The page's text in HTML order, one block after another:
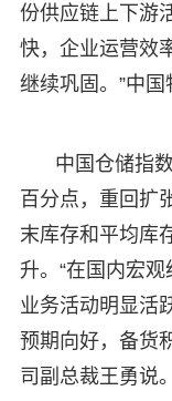
份供应链上下游
快，企业运营效
继续巩固。”中国
中国仓储指
百分点，重回扩
末库存和平均库
升。“在国内宏
业务活动明显活
预期向好，备货
司副总裁王勇说。